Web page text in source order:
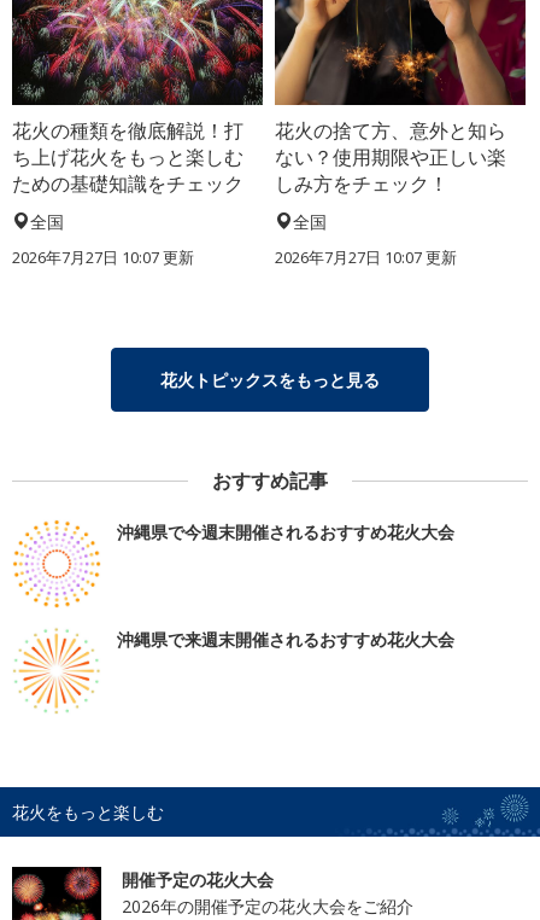
花火の種類を徹底解説！打
ち上げ花火をもっと楽しむ
ための基礎知識をチェック
全国
2026年7月27日 10:07 更新
花火の捨て方、意外と知ら
ない？使用期限や正しい楽
しみ方をチェック！
全国
2026年7月27日 10:07 更新
花火トピックスをもっと見る
おすすめ記事
沖縄県で今週末開催されるおすすめ花火大会
沖縄県で来週末開催されるおすすめ花火大会
花火をもっと楽しむ
開催予定の花火大会
2026年の開催予定の花火大会をご紹介